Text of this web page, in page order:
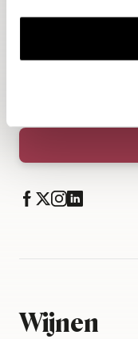
Wijnen